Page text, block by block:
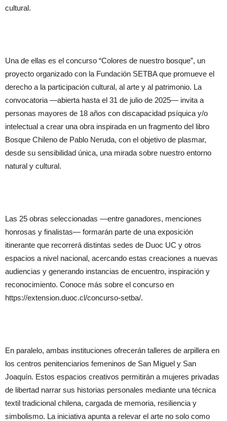
cultural.
Una de ellas es el concurso “Colores de nuestro bosque”, un
proyecto organizado con la Fundación SETBA que promueve el
derecho a la participación cultural, al arte y al patrimonio. La
convocatoria —abierta hasta el 31 de julio de 2025— invita a
personas mayores de 18 años con discapacidad psíquica y/o
intelectual a crear una obra inspirada en un fragmento del libro
Bosque Chileno de Pablo Neruda, con el objetivo de plasmar,
desde su sensibilidad única, una mirada sobre nuestro entorno
natural y cultural.
Las 25 obras seleccionadas —entre ganadores, menciones
honrosas y finalistas— formarán parte de una exposición
itinerante que recorrerá distintas sedes de Duoc UC y otros
espacios a nivel nacional, acercando estas creaciones a nuevas
audiencias y generando instancias de encuentro, inspiración y
reconocimiento. Conoce más sobre el concurso en
https://extension.duoc.cl/concurso-setba/.
En paralelo, ambas instituciones ofrecerán talleres de arpillera en
los centros penitenciarios femeninos de San Miguel y San
Joaquín. Estos espacios creativos permitirán a mujeres privadas
de libertad narrar sus historias personales mediante una técnica
textil tradicional chilena, cargada de memoria, resiliencia y
simbolismo. La iniciativa apunta a relevar el arte no solo como